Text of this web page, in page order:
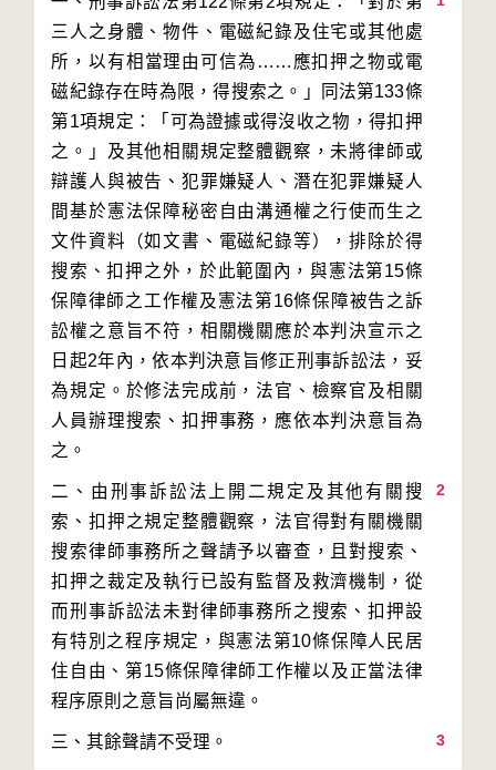
三人之身體、物件、電磁紀錄及住宅或其他處
所，以有相當理由可信為……應扣押之物或電
磁紀錄存在時為限，得搜索之。」同法第133條
第1項規定：「可為證據或得沒收之物，得扣押
之。」及其他相關規定整體觀察，未將律師或
辯護人與被告、犯罪嫌疑人、潛在犯罪嫌疑人
間基於憲法保障秘密自由溝通權之行使而生之
文件資料（如文書、電磁紀錄等），排除於得
搜索、扣押之外，於此範圍內，與憲法第15條
保障律師之工作權及憲法第16條保障被告之訴
訟權之意旨不符，相關機關應於本判決宣示之
日起2年內，依本判決意旨修正刑事訴訟法，妥
為規定。於修法完成前，法官、檢察官及相關
人員辦理搜索、扣押事務，應依本判決意旨為
2
二、由刑事訴訟法上開二規定及其他有關搜
索、扣押之規定整體觀察，法官得對有關機關
搜索律師事務所之聲請予以審查，且對搜索、
扣押之裁定及執行已設有監督及救濟機制，從
而刑事訴訟法未對律師事務所之搜索、扣押設
有特別之程序規定，與憲法第10條保障人民居
住自由、第15條保障律師工作權以及正當法律
3